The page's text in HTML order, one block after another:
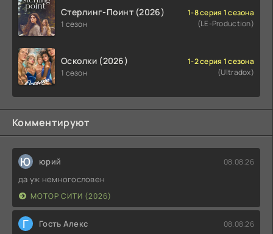
Стерлинг-Поинт (2026)
1 сезон
1-8 серия 1 сезона
(LE-Production)
Осколки (2026)
1 сезон
1-2 серия 1 сезона
(Ultradox)
Комментируют
Ю юрий 08.08.26
да уж немногословен
МОТОР СИТИ (2026)
Г Гость Алекс 08.08.26